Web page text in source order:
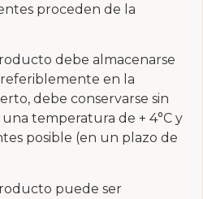
proceden de la
debe almacenarse
en la
debe conservarse sin
temperatura de + 4°C y
posible (en un plazo de
puede ser